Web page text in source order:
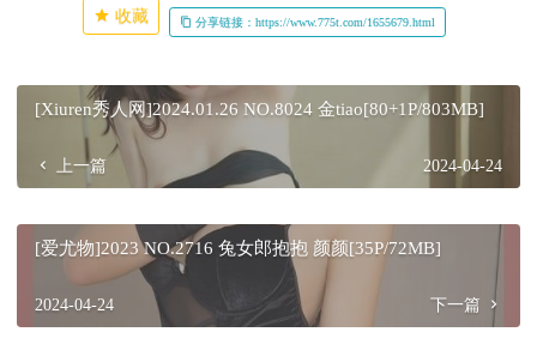
收藏 分享链接：https://www.775t.com/1655679.html
[Xiuren秀人网]2024.01.26 NO.8024 金tiao[80+1P/803MB]
上一篇 2024-04-24
[爱尤物]2023 NO.2716 兔女郎抱抱 颜颜[35P/72MB]
2024-04-24 下一篇